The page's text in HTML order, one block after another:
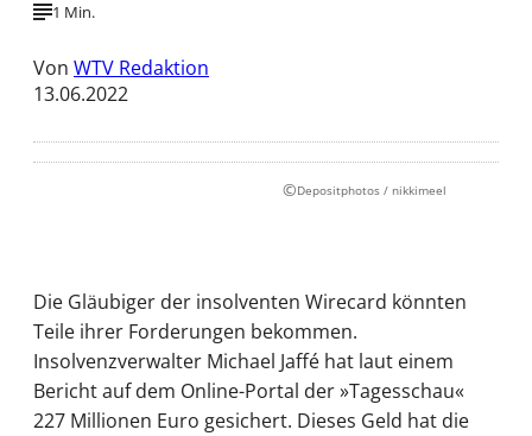
1 Min.
Von WTV Redaktion
13.06.2022
©Depositphotos / nikkimeel
Die Gläubiger der insolventen Wirecard könnten
Teile ihrer Forderungen bekommen.
Insolvenzverwalter Michael Jaffé hat laut einem
Bericht auf dem Online-Portal der »Tagesschau«
227 Millionen Euro gesichert. Dieses Geld hat die